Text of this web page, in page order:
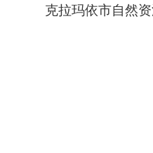
克拉玛依市自然